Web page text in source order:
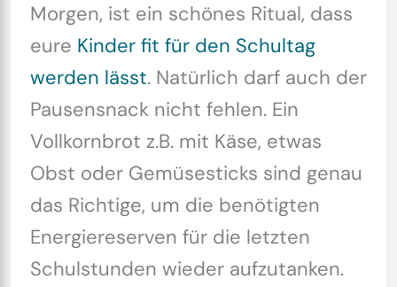
Morgen, ist ein schönes Ritual, dass
eure Kinder fit für den Schultag
werden lässt. Natürlich darf auch der
Pausensnack nicht fehlen. Ein
Vollkornbrot z.B. mit Käse, etwas
Obst oder Gemüsesticks sind genau
das Richtige, um die benötigten
Energiereserven für die letzten
Schulstunden wieder aufzutanken.